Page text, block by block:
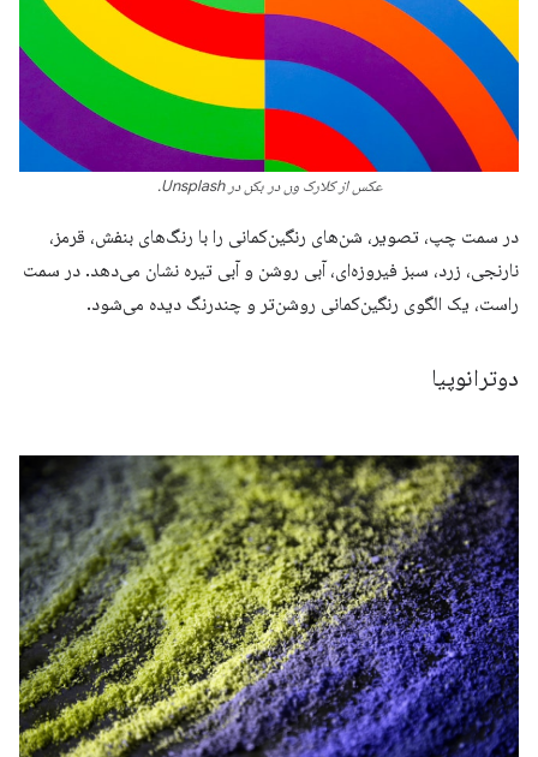
عکس از کلارک ون در بکن در Unsplash.
در سمت چپ، تصویر، شن‌های رنگین‌کمانی را با رنگ‌های بنفش، قرمز،
نارنجی، زرد، سبز فیروزه‌ای، آبی روشن و آبی تیره نشان می‌دهد. در سمت
راست، یک الگوی رنگین‌کمانی روشن‌تر و چندرنگ دیده می‌شود.
دوترانوپیا